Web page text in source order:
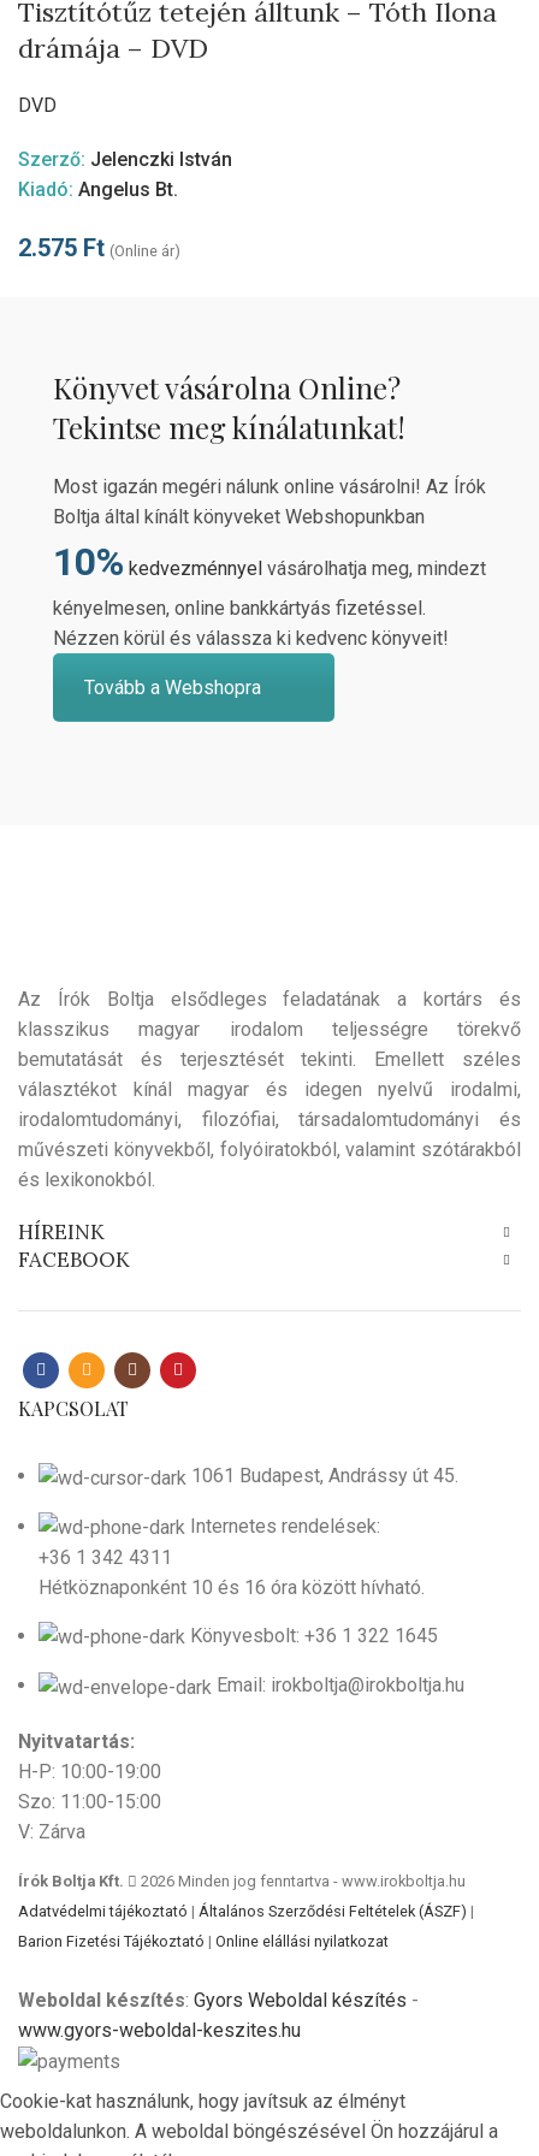
Tisztítótűz tetején álltunk – Tóth Ilona
drámája – DVD
DVD
Szerző: Jelenczki István
Kiadó: Angelus Bt.
2.575 Ft (Online ár)
Könyvet vásárolna Online?
Tekintse meg kínálatunkat!
Most igazán megéri nálunk online vásárolni! Az Írók
Boltja által kínált könyveket Webshopunkban
10% kedvezménnyel vásárolhatja meg, mindezt
kényelmesen, online bankkártyás fizetéssel.
Nézzen körül és válassza ki kedvenc könyveit!
Tovább a Webshopra
Az Írók Boltja elsődleges feladatának a kortárs és
klasszikus magyar irodalom teljességre törekvő
bemutatását és terjesztését tekinti. Emellett széles
választékot kínál magyar és idegen nyelvű irodalmi,
irodalomtudományi, filozófiai, társadalomtudományi és
művészeti könyvekből, folyóiratokból, valamint szótárakból
és lexikonokból.
HÍREINK
FACEBOOK
KAPCSOLAT
1061 Budapest, Andrássy út 45.
Internetes rendelések:
+36 1 342 4311
Hétköznaponként 10 és 16 óra között hívható.
Könyvesbolt: +36 1 322 1645
Email: irokboltja@irokboltja.hu
Nyitvatartás:
H-P: 10:00-19:00
Szo: 11:00-15:00
V: Zárva
Írók Boltja Kft.
2026 Minden jog fenntartva - www.irokboltja.hu
Adatvédelmi tájékoztató | Általános Szerződési Feltételek (ÁSZF) |
Barion Fizetési Tájékoztató | Online elállási nyilatkozat
Weboldal készítés: Gyors Weboldal készítés -
www.gyors-weboldal-keszites.hu
Cookie-kat használunk, hogy javítsuk az élményt
weboldalunkon. A weboldal böngészésével Ön hozzájárul a